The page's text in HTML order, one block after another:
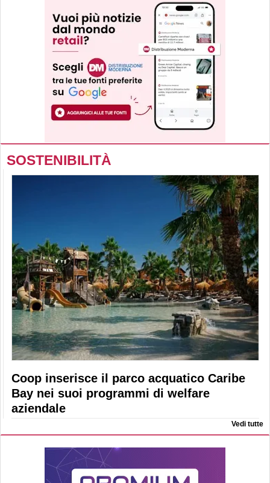
SOSTENIBILITÀ
Coop inserisce il parco acquatico Caribe
Bay nei suoi programmi di welfare
aziendale
Vedi tutte